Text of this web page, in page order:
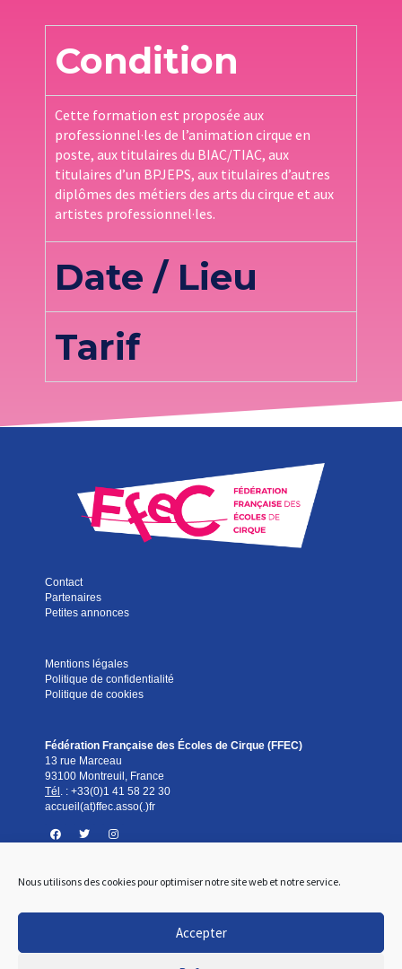
Nous utilisons des cookies pour optimiser notre site web et notre service.
Accepter
Condition
Cette formation est proposée aux
professionnel·les de l’animation cirque en
poste, aux titulaires du BIAC/TIAC, aux
titulaires d’un BPJEPS, aux titulaires d’autres
diplômes des métiers des arts du cirque et aux
artistes professionnel·les.
Date / Lieu
Tarif
Contact
Partenaires
Petites annonces
Mentions légales
Politique de confidentialité
Politique de cookies
Fédération Française des Écoles de Cirque (FFEC)
13 rue Marceau
93100 Montreuil, France
Tél . : +33(0)1 41 58 22 30
accueil(at)ffec.asso(.)fr
Standard téléphonique
Du lundi au vendredi
De 9h à 12h et de 14h à 17h